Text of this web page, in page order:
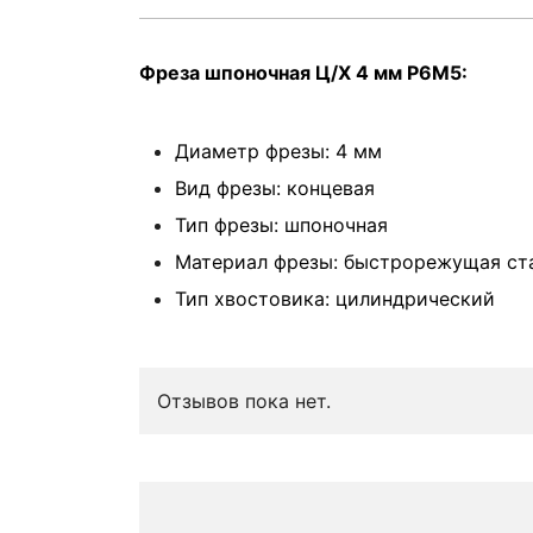
Фреза шпоночная Ц/Х 4 мм Р6М5:
Диаметр фрезы: 4 мм
Вид фрезы: концевая
Тип фрезы: шпоночная
Материал фрезы: быстрорежущая
Тип хвостовика: цилиндрический
Отзывов пока нет.